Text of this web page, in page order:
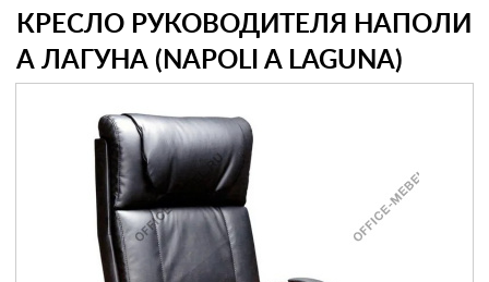
Каталог
О компании
Доставка и сборка
Гос. заказчикам
Заказ каталога
КРЕСЛО РУКОВОДИТЕЛЯ НАПОЛИ
А ЛАГУНА (NAPOLI A LAGUNA)